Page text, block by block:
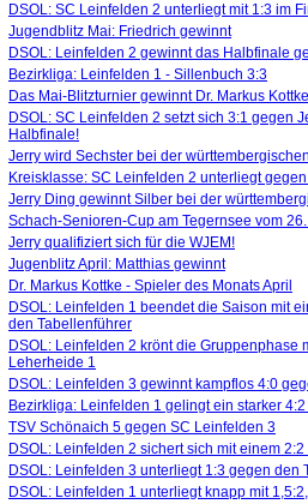
DSOL: SC Leinfelden 2 unterliegt mit 1:3 im
Jugendblitz Mai: Friedrich gewinnt
DSOL: Leinfelden 2 gewinnt das Halbfinale
Bezirkliga: Leinfelden 1 - Sillenbuch 3:3
Das Mai-Blitzturnier gewinnt Dr. Markus
DSOL: SC Leinfelden 2 setzt sich 3:1 gegen
Halbfinale!
Jerry wird Sechster bei der
Kreisklasse: SC Leinfelden 2 unterliegt
Jerry Ding gewinnt Silber bei der
Schach-Senioren-Cup am Tegernsee vom
Jerry qualifiziert sich für die WJEM!
Jugenblitz April: Matthias gewinnt
Dr. Markus Kottke - Spieler des Monats April
DSOL: Leinfelden 1 beendet die Saison mit
den Tabellenführer
DSOL: Leinfelden 2 krönt die Gruppenphase
Leherheide 1
DSOL: Leinfelden 3 gewinnt kampflos 4:0
Bezirkliga: Leinfelden 1 gelingt ein starker
TSV Schönaich 5 gegen SC Leinfelden 3
DSOL: Leinfelden 2 sichert sich mit einem
DSOL: Leinfelden 3 unterliegt 1:3 gegen den
DSOL: Leinfelden 1 unterliegt knapp mit